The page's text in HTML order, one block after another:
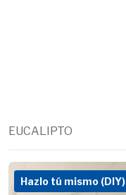
EUCALIPTO
Hazlo tú mismo (DIY)